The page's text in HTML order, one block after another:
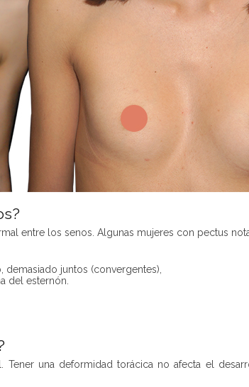
entre los senos. Algunas mujeres con pectus
juntos (convergentes),
del esternón.
Tener una deformidad torácica no afecta el